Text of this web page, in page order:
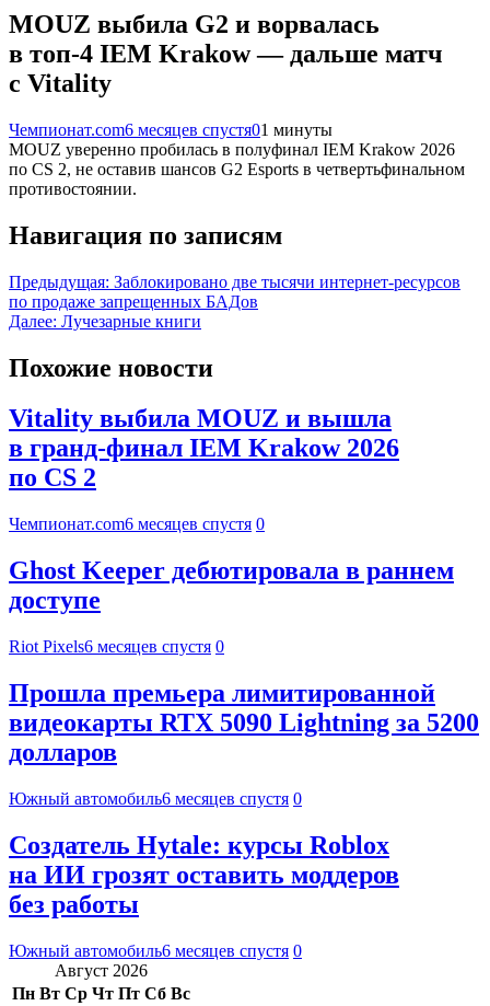
MOUZ выбила G2 и ворвалась
в топ-4 IEM Krakow — дальше матч
с Vitality
Чемпионат.com6 месяцев спустя01 минуты
MOUZ уверенно пробилась в полуфинал IEM Krakow 2026
по CS 2, не оставив шансов G2 Esports в четвертьфинальном
противостоянии.
Навигация по записям
Предыдущая: Заблокировано две тысячи интернет-ресурсов
по продаже запрещенных БАДов
Далее: Лучезарные книги
Похожие новости
Vitality выбила MOUZ и вышла
в гранд-финал IEM Krakow 2026
по CS 2
Чемпионат.com6 месяцев спустя 0
Ghost Keeper дебютировала в раннем
доступе
Riot Pixels6 месяцев спустя 0
Прошла премьера лимитированной
видеокарты RTX 5090 Lightning за 5200
долларов
Южный автомобиль6 месяцев спустя 0
Создатель Hytale: курсы Roblox
на ИИ грозят оставить моддеров
без работы
Южный автомобиль6 месяцев спустя 0
Август 2026
Пн Вт Ср Чт Пт Сб Вс